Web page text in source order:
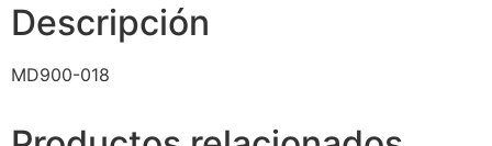
Descripción
MD900-018